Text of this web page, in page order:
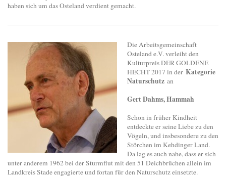
haben sich um das Osteland verdient gemacht.
Die Arbeitsgemeinschaft
Osteland e.V. verleiht den
Kulturpreis DER GOLDENE
HECHT 2017 in der Kategorie
Naturschutz an
Gert Dahms, Hammah
Schon in früher Kindheit
entdeckte er seine Liebe zu den
Vögeln, und insbesondere zu den
Störchen im Kehdinger Land.
Da lag es auch nahe, dass er sich
unter anderem 1962 bei der Sturmflut mit den 51 Deichbrüchen allein im
Landkreis Stade engagierte und fortan für den Naturschutz einsetzte.